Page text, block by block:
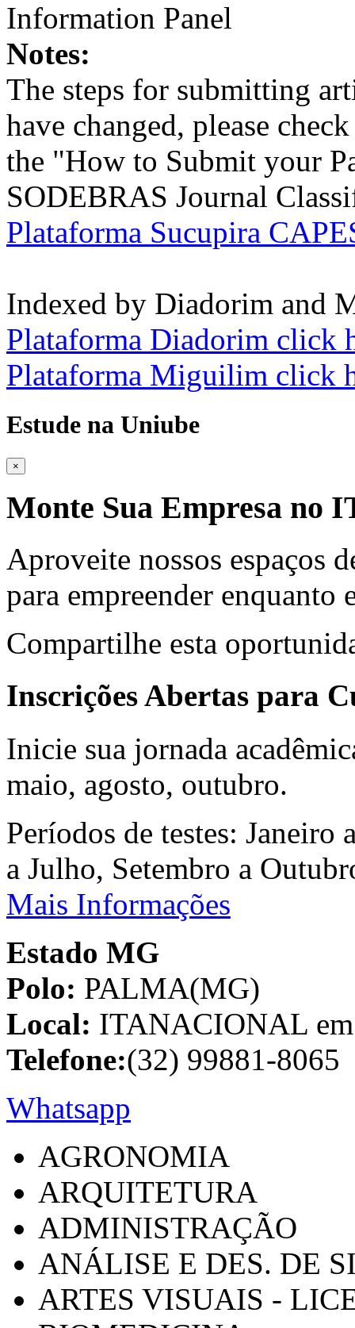
Information Panel
Notes:
The steps for submitting
have changed, please
the "How to Submit your
SODEBRAS Journal
Plataforma Sucupira
Indexed by Diadorim and
Plataforma Diadorim click
Plataforma Miguilim click
Estude na Uniube
×
Monte Sua Empresa no
Aproveite nossos espaços
para empreender enquanto
Compartilhe esta
Inscrições Abertas para
Inicie sua jornada
maio, agosto, outubro.
Períodos de testes:
a Julho, Setembro a
Mais Informações
Estado MG
Polo: PALMA(MG)
Local: ITANACIONAL
Telefone:(32) 99881-8065
Whatsapp
AGRONOMIA
ARQUITETURA
ADMINISTRAÇÃO
ANÁLISE E DES. DE
ARTES VISUAIS -